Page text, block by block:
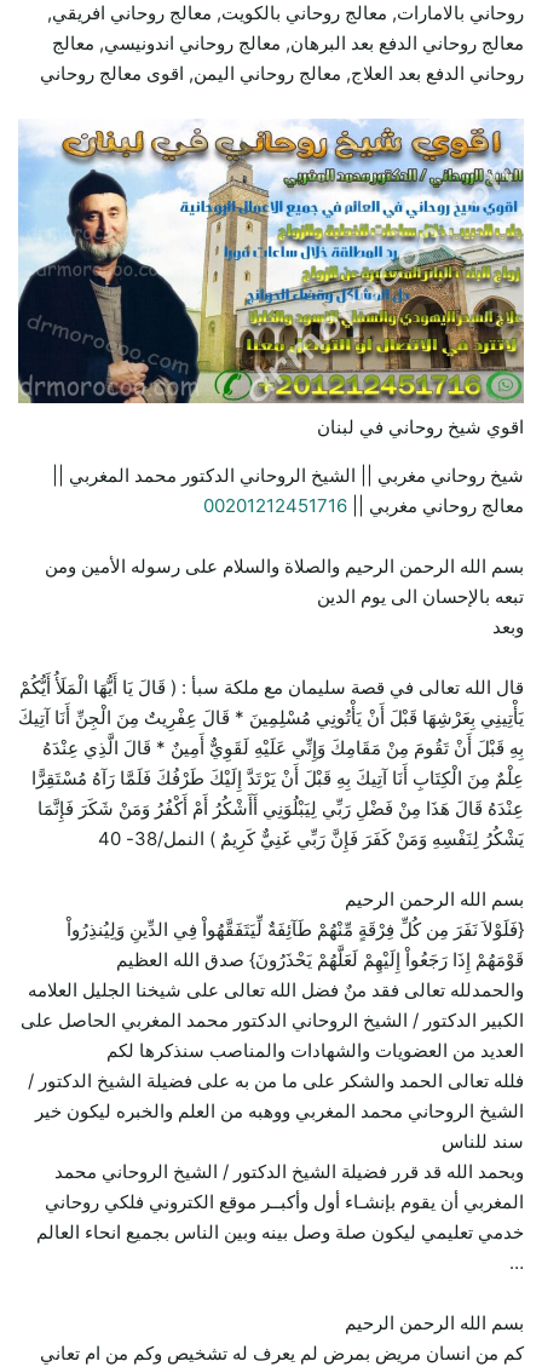
روحاني بالامارات, معالج روحاني بالكويت, معالج روحاني افريقي,
معالج روحاني الدفع بعد البرهان, معالج روحاني اندونيسي, معالج
روحاني الدفع بعد العلاج, معالج روحاني اليمن, اقوى معالج روحاني
اقوي شيخ روحاني في لبنان
شيخ روحاني مغربي || الشيخ الروحاني الدكتور محمد المغربي ||
معالج روحاني مغربي || 00201212451716
بسم الله الرحمن الرحيم والصلاة والسلام على رسوله الأمين ومن
تبعه بالإحسان الى يوم الدين
وبعد
قال الله تعالى في قصة سليمان مع ملكة سبأ : ( قَالَ يَا أَيُّهَا الْمَلَأُ أَيُّكُمْ
يَأْتِينِي بِعَرْشِهَا قَبْلَ أَنْ يَأْتُونِي مُسْلِمِينَ * قَالَ عِفْرِيتٌ مِنَ الْجِنِّ أَنَا آتِيكَ
بِهِ قَبْلَ أَنْ تَقُومَ مِنْ مَقَامِكَ وَإِنِّي عَلَيْهِ لَقَوِيٌّ أَمِينٌ * قَالَ الَّذِي عِنْدَهُ
عِلْمٌ مِنَ الْكِتَابِ أَنَا آتِيكَ بِهِ قَبْلَ أَنْ يَرْتَدَّ إِلَيْكَ طَرْفُكَ فَلَمَّا رَآهُ مُسْتَقِرًّا
عِنْدَهُ قَالَ هَذَا مِنْ فَضْلِ رَبِّي لِيَبْلُوَنِي أَأَشْكُرُ أَمْ أَكْفُرُ وَمَنْ شَكَرَ فَإِنَّمَا
يَشْكُرُ لِنَفْسِهِ وَمَنْ كَفَرَ فَإِنَّ رَبِّي غَنِيٌّ كَرِيمٌ ) النمل/38- 40
بسم الله الرحمن الرحيم
{فَلَوْلاَ نَفَرَ مِن كُلِّ فِرْقَةٍ مِّنْهُمْ طَآئِفَةٌ لِّيَتَفَقَّهُواْ فِي الدِّينِ وَلِيُنذِرُواْ
قَوْمَهُمْ إِذَا رَجَعُواْ إِلَيْهِمْ لَعَلَّهُمْ يَحْذَرُونَ} صدق الله العظيم
والحمدلله تعالى فقد منٌ فضل الله تعالى على شيخنا الجليل العلامه
الكبير الدكتور / الشيخ الروحاني الدكتور محمد المغربي الحاصل على
العديد من العضويات والشهادات والمناصب سنذكرها لكم
فلله تعالى الحمد والشكر على ما من به على فضيلة الشيخ الدكتور /
الشيخ الروحاني محمد المغربي ووهبه من العلم والخبره ليكون خير
سند للناس
وبحمد الله قد قرر فضيلة الشيخ الدكتور / الشيخ الروحاني محمد
المغربي أن يقوم بإنشـاء أول وأكبــر موقع الكتروني فلكي روحاني
خدمي تعليمي ليكون صلة وصل بينه وبين الناس بجميع انحاء العالم
…
بسم الله الرحمن الرحيم
كم من انسان مريض بمرض لم يعرف له تشخيص وكم من ام تعاني